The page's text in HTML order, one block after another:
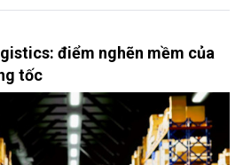
điểm nghẽn mềm của
tốc